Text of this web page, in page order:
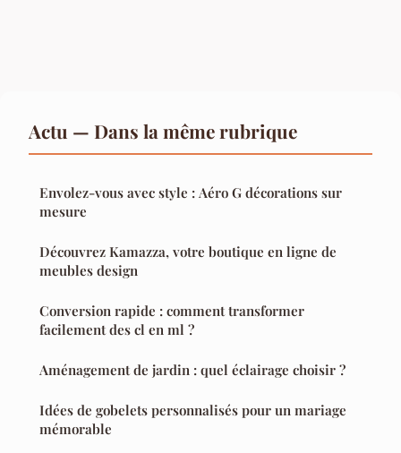
Actu — Dans la même rubrique
Envolez-vous avec style : Aéro G décorations sur
mesure
Découvrez Kamazza, votre boutique en ligne de
meubles design
Conversion rapide : comment transformer
facilement des cl en ml ?
Aménagement de jardin : quel éclairage choisir ?
Idées de gobelets personnalisés pour un mariage
mémorable